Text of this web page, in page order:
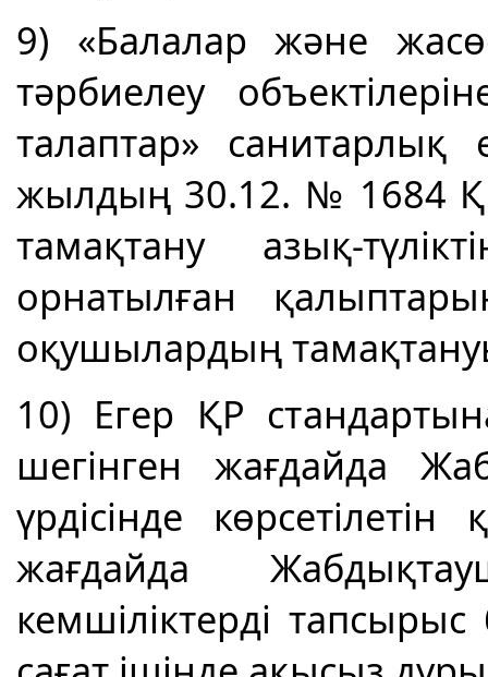
9) «Балалар және
тәрбиелеу
талаптар» санитарлық
жылдың 30.12. № 1684 ҚР
тамақтану азық-
орнатылған
оқушылардың
10) Егер ҚР
шегінген жағдайда
үрдісінде
жағдайда
кемшіліктерді